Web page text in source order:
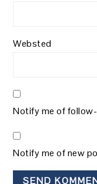
Websted
Notify me of
Notify me of new